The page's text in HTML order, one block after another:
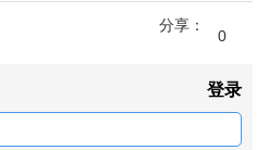
0
分享：
登录